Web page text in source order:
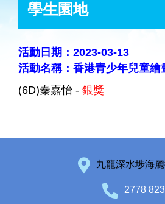
學生園地
活動日期：2023-03-13
活動名稱：香港青少年兒童繪
(6D)秦嘉怡 - 銀獎
九龍深水埗海
2778